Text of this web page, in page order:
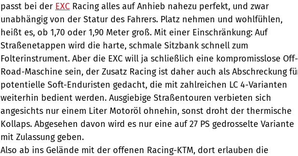
passt bei der EXC Racing alles auf Anhieb nahezu perfekt, und zwar
unabhängig von der Statur des Fahrers. Platz nehmen und wohlfühlen,
heißt es, ob 1,70 oder 1,90 Meter groß. Mit einer Einschränkung: Auf
Straßenetappen wird die harte, schmale Sitzbank schnell zum
Folterinstrument. Aber die EXC will ja schließlich eine kompromisslose Off-
Road-Maschine sein, der Zusatz Racing ist daher auch als Abschreckung
potentielle Soft-Enduristen gedacht, die mit zahlreichen LC 4-Varianten
weiterhin bedient werden. Ausgiebige Straßentouren verbieten sich
angesichts nur einem Liter Motoröl ohnehin, sonst droht der thermische
Kollaps. Abgesehen davon wird es nur eine auf 27 PS gedrosselte Variante
mit Zulassung geben.
Also ab ins Gelände mit der offenen Racing-KTM, dort erlauben die